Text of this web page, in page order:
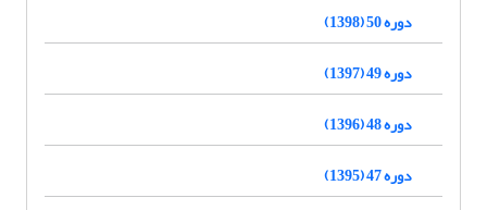
دوره 50 (1398)
دوره 49 (1397)
دوره 48 (1396)
دوره 47 (1395)